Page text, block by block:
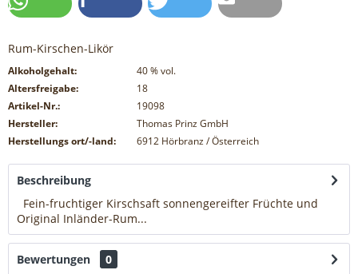
Rum-Kirschen-Likör
Alkoholgehalt: 40% vol.
Altersfreigabe:
18
Artikel-Nr.:
19098
Hersteller:
Thomas Prinz GmbH
Herstellungs ort/-land:
6912 Hörbranz / Österreich
Beschreibung
Fein-fruchtiger Kirschsaft sonnengereifter Früchte und
Original Inländer-Rum...
Bewertungen
0